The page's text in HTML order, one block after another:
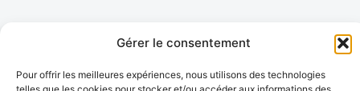
Gérer le consentement
Pour offrir les meilleures expériences, nous utilisons des technologies
Plan du siteAide et accessibilitéMentions légalesDonnées personnelles